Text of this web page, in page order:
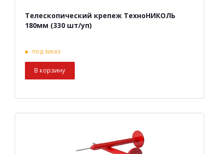
Телескопический крепеж ТехноНИКОЛЬ
180мм (330 шт/уп)
под заказ
В корзину